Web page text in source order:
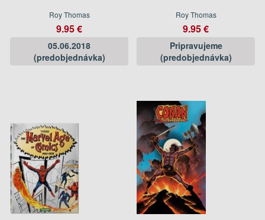
Roy Thomas
9.95 €
05.06.2018
(predobjednávka)
Roy Thomas
9.95 €
Pripravujeme
(predobjednávka)